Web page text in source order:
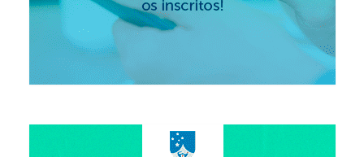
Suspensão do Exercício Profissional
Para Você
Procedimento para registro
Valores dos serviços